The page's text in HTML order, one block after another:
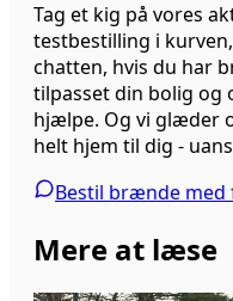
Tag et kig på vores
testbestilling i
chatten, hvis du har
tilpasset din bolig og
hjælpe. Og vi glæder
helt hjem til dig -
Bestil brænde
Mere at læse